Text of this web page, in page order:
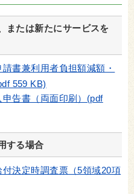
または新たにサービスを
書兼利用者負担額減額・
559 KB)
告書（両面印刷）(pdf
する場合
決定時調査票（5領域20項